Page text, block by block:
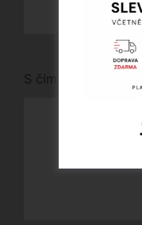
S čím vám můžeme